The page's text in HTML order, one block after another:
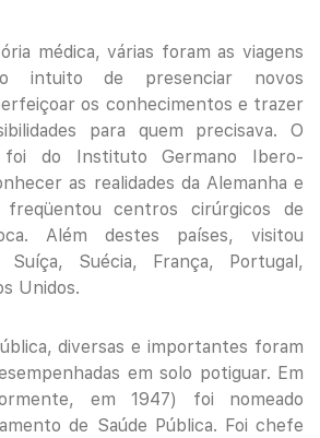
médica, várias foram as viagens
intuito de presenciar novos
os conhecimentos e trazer
para quem precisava. O
foi do Instituto Germano Ibero-
as realidades da Alemanha e
centros cirúrgicos de
Além destes países, visitou
Suécia, França, Portugal,
Unidos.
diversas e importantes foram
em solo potiguar. Em
em 1947) foi nomeado
de Saúde Pública. Foi chefe